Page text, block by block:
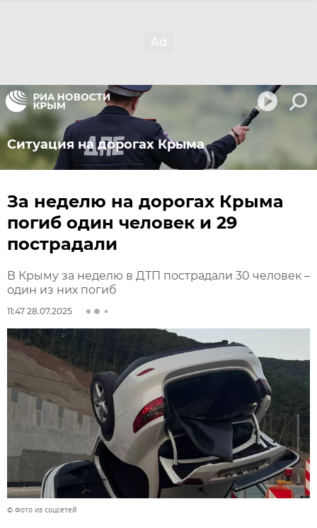
Ситуация на дорогах Крыма
За неделю на дорогах Крыма
погиб один человек и 29
пострадали
В Крыму за неделю в ДТП пострадали 30 человек –
один из них погиб
11:47 28.07.2025
© Фото из соцсетей